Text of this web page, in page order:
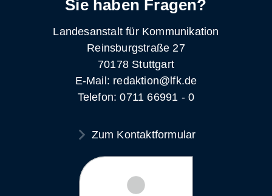
Sie haben Fragen?
Landesanstalt für Kommunikation
Reinsburgstraße 27
70178 Stuttgart
E-Mail: redaktion@lfk.de
Telefon: 0711 66991 - 0
Zum Kontaktformular